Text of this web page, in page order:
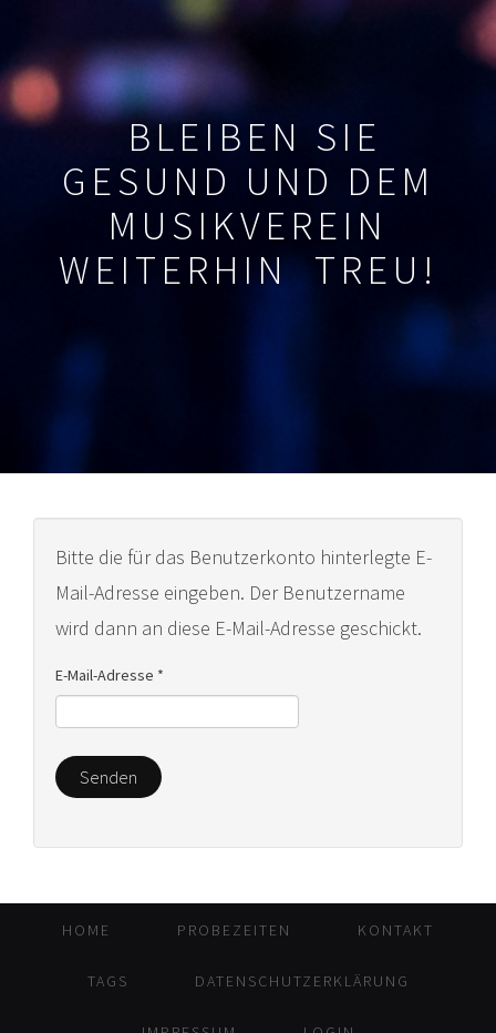
BLEIBEN SIE
GESUND UND DEM
MUSIKVEREIN
WEITERHIN TREU!
Bitte die für das Benutzerkonto hinterlegte E-
Mail-Adresse eingeben. Der Benutzername
wird dann an diese E-Mail-Adresse geschickt.
E-Mail-Adresse *
Senden
HOME PROBEZEITEN KONTAKT
TAGS DATENSCHUTZERKLÄRUNG